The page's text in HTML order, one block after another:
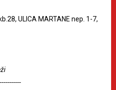
ULICA MARTANE nep. 1-7,